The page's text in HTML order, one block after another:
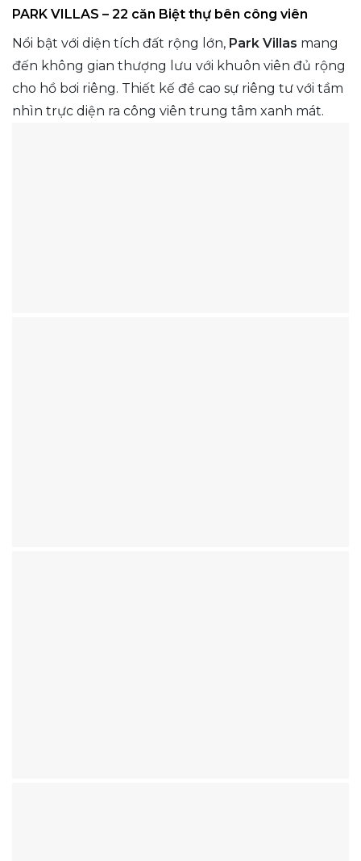
PARK VILLAS – 22 căn Biệt thự bên công viên
Nổi bật với diện tích đất rộng lớn, Park Villas mang
đến không gian thượng lưu với khuôn viên đủ rộng
cho hồ bơi riêng. Thiết kế đề cao sự riêng tư với tầm
nhìn trực diện ra công viên trung tâm xanh mát.